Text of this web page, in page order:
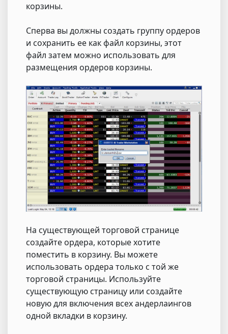
корзины.
Сперва вы должны создать группу ордеров
и сохранить ее как файл корзины, этот
файл затем можно использовать для
размещения ордеров корзины.
На существующей торговой странице
создайте ордера, которые хотите
поместить в корзину. Вы можете
использовать ордера только с той же
торговой страницы. Используйте
существующую страницу или создайте
новую для включения всех андерлаингов
одной вкладки в корзину.